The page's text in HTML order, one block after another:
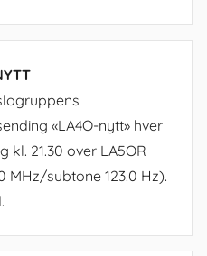
«LA4O-nytt» hver
kl. 21.30 over LA5OR
MHz/subtone 123.0 Hz).